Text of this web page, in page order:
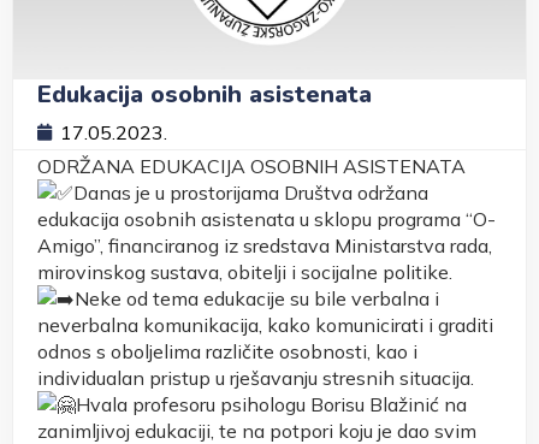
Edukacija osobnih asistenata
17.05.2023.
ODRŽANA EDUKACIJA OSOBNIH ASISTENATA
Danas je u prostorijama Društva održana
edukacija osobnih asistenata u sklopu programa “O-
Amigo”, financiranog iz sredstava Ministarstva rada,
mirovinskog sustava, obitelji i socijalne politike.
Neke od tema edukacije su bile verbalna i
neverbalna komunikacija, kako komunicirati i graditi
odnos s oboljelima različite osobnosti, kao i
individualan pristup u rješavanju stresnih situacija.
Hvala profesoru psihologu Borisu Blažinić na
zanimljivoj edukaciji, te na potpori koju je dao svim